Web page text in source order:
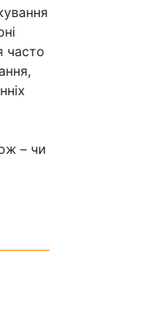
часто
– чи